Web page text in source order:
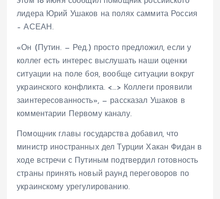
лидера Юрий Ушаков на полях саммита Россия
– АСЕАН.
«Он (Путин. — Ред.) просто предложил, если у
коллег есть интерес выслушать наши оценки
ситуации на поле боя, вообще ситуации вокруг
украинского конфликта. <…> Коллеги проявили
заинтересованность», — рассказал Ушаков в
комментарии Первому каналу.
Помощник главы государства добавил, что
министр иностранных дел Турции Хакан Фидан в
ходе встречи с Путиным подтвердил готовность
страны принять новый раунд переговоров по
украинскому урегулированию.